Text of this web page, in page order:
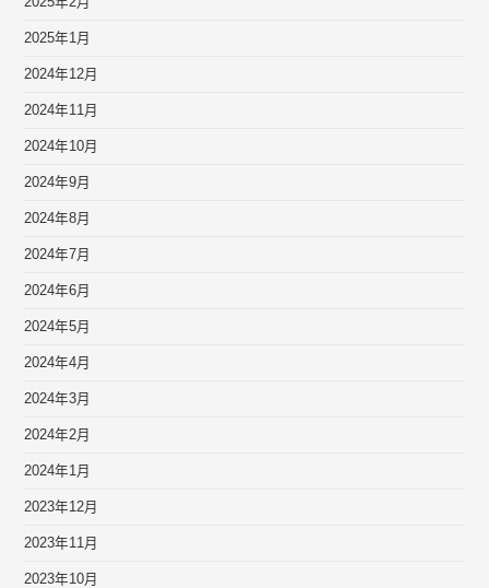
2025年1月
2024年12月
2024年11月
2024年10月
2024年9月
2024年8月
2024年7月
2024年6月
2024年5月
2024年4月
2024年3月
2024年2月
2024年1月
2023年12月
2023年11月
2023年10月